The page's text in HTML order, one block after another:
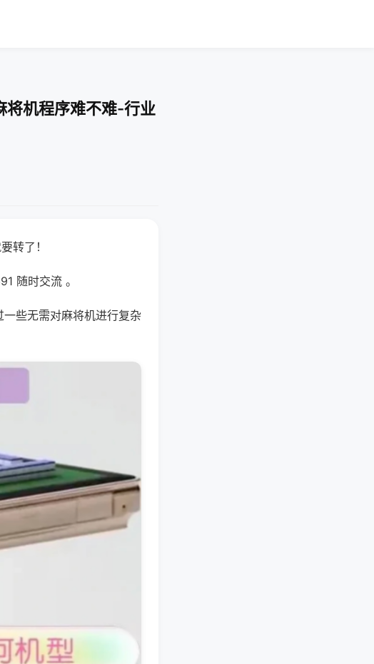
将机程序难不难-行业
转了！
随时交流 。
些无需对麻将机进行复杂